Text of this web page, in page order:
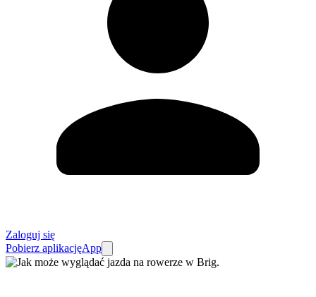
Zaloguj się
Pobierz aplikacjęApp